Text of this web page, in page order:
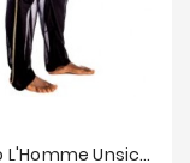
Stellaro L'Homme Unsichtbare Kordelhosen Schwarz